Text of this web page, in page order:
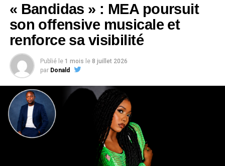
festive renforcent le caractère entraînant du morceau et
traduisent l’énergie que l’artiste souhaite insuffler à ce
nouveau chapitre de sa carrière.
Composé de treize titres,
parcours deZEBEN, de ses débuts dans le rap gabonais
à son affirmation en solo. L’album mêle rap, afro-pop et
dancehall, tout en explorant des thèmes tels que l’amour,
la loyauté, la trahison, les réalités du quotidien et la
réussite.
Le projet rassemble plusieurs collaborations avec
,Evo
— également producteur de
BlackskinetCash-Lowsso
« Bandidas » : MEA poursuit
son offensive musicale et
renforce sa visibilité
Publié le 1 mois le 8 juillet 2026
par Donald